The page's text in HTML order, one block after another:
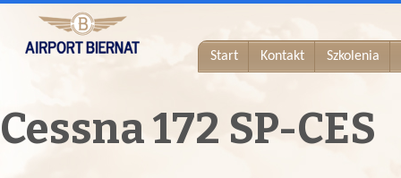
Start Kontakt Szkolenia
Cessna 172 SP-CES